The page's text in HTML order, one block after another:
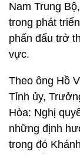
Nam Trung
trong phát
phấn đấu trở
vực.
Theo ông Hồ
Tỉnh ủy,
Hòa: Nghị
những định
trong đó